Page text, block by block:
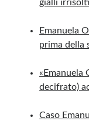
gialli irrisolti
Emanuela
prima della
«Emanuela
decifrato)
Caso